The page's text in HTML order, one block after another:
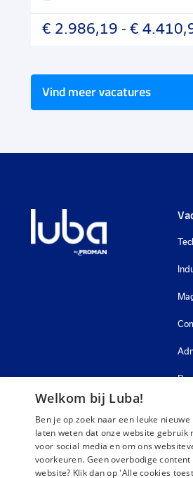
€ 2.986,19 - €
Vind meer vacatures
Welkom bij Luba!
Ben je op zoek naar een leuke
laten weten dat onze website
voor social media en om ons
voorkeuren. Geen overbodige
website? Klik dan op 'Alle cookies